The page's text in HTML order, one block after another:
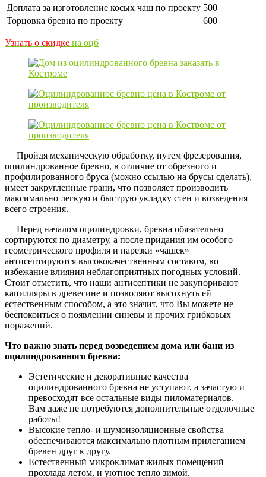
Доплата за изготовление косых чаш по проекту 500
Торцовка бревна по проекту
600
Узнать о скидке на оцб
Пройдя механическую обработку, путем фрезерования,
оцилиндрованное бревно, в отличие от обрезного и
профилированного бруса (можно ссылью на брусы сделать),
имеет закругленные грани, что позволяет производить
максимально легкую и быструю укладку стен и возведения
всего строения.
Перед началом оцилиндровки, бревна обязательно
сортируются по диаметру, а после придания им особого
геометрического профиля и нарезки «чашек»
антисептируются высококачественным составом, во
избежание влияния неблагоприятных погодных условий.
Стоит отметить, что наши антисептики не закупоривают
капилляры в древесине и позволяют высохнуть ей
естественным способом, а это значит, что Вы можете не
беспокоиться о появлении синевы и прочих грибковых
поражений.
Что важно знать перед возведением дома или бани из
оцилиндрованного бревна:
Эстетические и декоративные качества
оцилиндрованного бревна не уступают, а зачастую и
превосходят все остальные виды пиломатериалов.
Вам даже не потребуются дополнительные отделочные
работы!
Высокие тепло- и шумоизоляционные свойства
обеспечиваются максимально плотным прилеганием
бревен друг к другу.
Естественный микроклимат жилых помещений –
прохлада летом, и уютное тепло зимой.